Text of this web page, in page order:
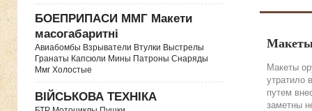
БОЕПРИПАСИ ММГ Макети
масогабаритні
Авиабомбы Взрыватели Втулки Выстрелы
Гранаты Капсюли Мины Патроны Снаряды
Ммг Холостые
ВІЙСЬКОВА ТЕХНІКА
Макеты
Макеты
утратило
путем
заметны